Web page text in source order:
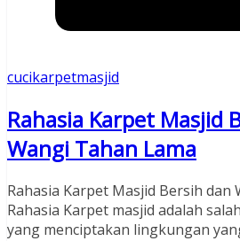
cucikarpetmasjid
Rahasia Karpet Masjid
Wangi Tahan Lama
Rahasia Karpet Masjid Bersih dan
Rahasia Karpet masjid adalah
yang menciptakan lingkungan